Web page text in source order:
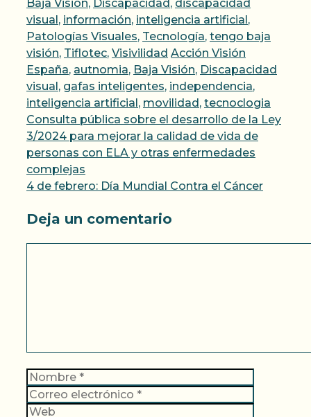
Categorías
Baja Visión, Discapacidad , discapacidad
visual , información, inteligencia artificial ,
Patologías Visuales, Tecnología, tengo baja
visión, Tiflotec, Visivilidad Etiquetas
Acción Visión
España, autnomia, Baja Visión, Discapacidad
visual , gafas inteligentes, independencia,
inteligencia artificial , movilidad , tecnoclogia
Consulta pública sobre el desarrollo de la Ley
3/2024 para mejorar la calidad de vida de
personas con ELA y otras enfermedades
complejas
4 de febrero: Día Mundial Contra el Cáncer
Deja un comentario
Nombre